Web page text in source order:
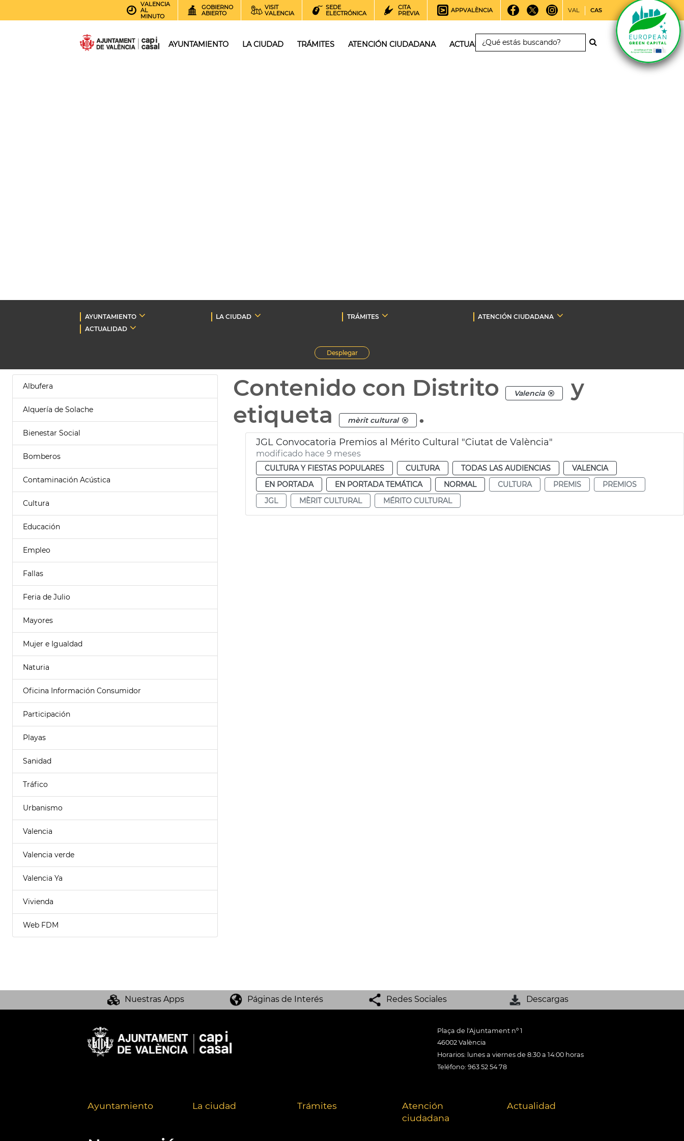
VALENCIA
AL
MINUTO
GOBIERNO
ABIERTO
VISIT
VALENCIA
SEDE
ELECTRÓNICA
CITA
PREVIA
APPVALÈNCIA VAL CAS
AYUNTAMIENTO LA CIUDAD TRÁMITES ATENCIÓN CIUDADANA ACTUALIDAD
AYUNTAMIENTO LA CIUDAD TRÁMITES
ATENCIÓN CIUDADANA
ACTUALIDAD
Desplegar
Albufera
Alquería de Solache
Bienestar Social
Bomberos
Contaminación Acústica
Cultura
Educación
Empleo
Fallas
Feria de Julio
Mayores
Mujer e Igualdad
Naturia
Oficina Información Consumidor
Participación
Playas
Sanidad
Tráfico
Urbanismo
Valencia
Valencia verde
Valencia Ya
Vivienda
Web FDM
Contenido con Distrito Valencia
y
etiqueta
mèrit cultural .
JGL Convocatoria Premios al Mérito Cultural "Ciutat de València"
modificado hace 9 meses
CULTURA Y FIESTAS POPULARES CULTURA TODAS LAS AUDIENCIAS
VALENCIA
EN PORTADA
EN PORTADA TEMÁTICA NORMAL CULTURA PREMIS
PREMIOS
JGL
MÈRIT CULTURAL MÉRITO CULTURAL
Nuestras Apps Páginas de Interés Redes Sociales Descargas
Plaça de l'Ajuntament nº 1
46002 València
Horarios: lunes a viernes de 8:30 a 14:00 horas
Teléfono: 963 52 54 78
Ayuntamiento La ciudad Trámites
Atención
ciudadana
Actualidad